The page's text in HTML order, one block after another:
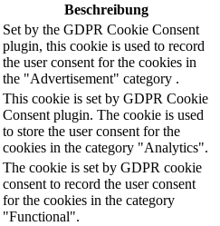
Beschreibung
Set by the GDPR Cookie Consent
plugin, this cookie is used to record
the user consent for the cookies in
the "Advertisement" category .
This cookie is set by GDPR Cookie
Consent plugin. The cookie is used
to store the user consent for the
cookies in the category "Analytics".
The cookie is set by GDPR cookie
consent to record the user consent
for the cookies in the category
"Functional".